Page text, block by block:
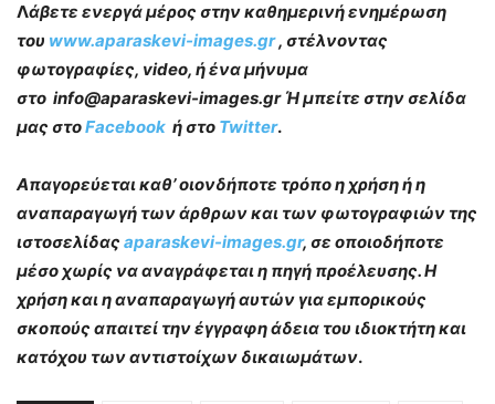
Λάβετε ενεργά μέρος στην καθημερινή ενημέρωση
του www.aparaskevi-images.gr, στέλνοντας
φωτογραφίες, video, ή ένα μήνυμα
στο info@aparaskevi-images.gr Ή μπείτε στην σελίδα
μας στοFacebook ή στο Twitter.
Απαγορεύεται καθ’ οιονδήποτε τρόπο η χρήση ή η
αναπαραγωγή των άρθρων και των φωτογραφιών της
ιστοσελίδας aparaskevi-images.gr, σε οποιοδήποτε
μέσο χωρίς να αναγράφεται η πηγή προέλευσης. Η
χρήση και η αναπαραγωγή αυτών για εμπορικούς
σκοπούς απαιτεί την έγγραφη άδεια του ιδιοκτήτη και
κατόχου των αντιστοίχων δικαιωμάτων.